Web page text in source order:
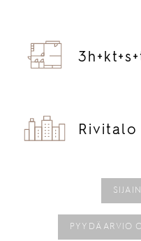
3h+ kt+s+
Rivitalo
PYYDÄ ARVIO